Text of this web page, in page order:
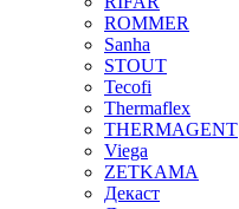
ROMMER
Sanha
STOUT
Tecofi
Thermaflex
THERMAGENT
Viega
ZETKAMA
Декаст